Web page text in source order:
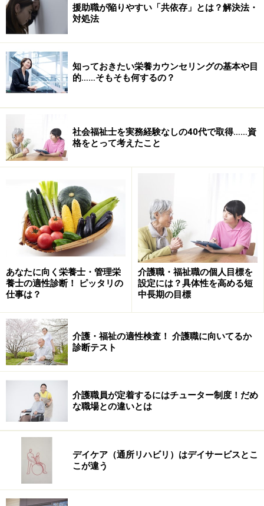
み込み）に障害のある人に対して、発音、発声、識字、
食べ物の飲み下しなどのリハビリテーションを行ってい
く、言葉とえん下の専門家。以前からあった職域が、
1997年に国家資格化された比較的新しい資格です。英語
名SPEECH THERAPISTを略してSTとも呼ばれます。理
了できるため、早くセラピストになりたいからと希望す
るかたも多いようです。しかし2年間で多くを学ばなく
てはならないため授業はたいへんハードです。
音楽療法士
音楽が持つ、人の心や脳に働きかける力を用いて、心身
に障害を持つ人に対して、障害の軽減、機能の回復、生
活の質の向上を図っていきます。音楽療法士学会などの
認定による民間資格です。人気は徐々に高まっており、
脳障害の方へのリハビリ効果なども期待されています
が、民間資格と言うことでまだ専門性と認知度アップは
これからです。
■視能訓練士
主に眼科医院で活躍している医療技術者の国家資格。矯
正視力の検査や眼圧の検査など、眼科におけるさまざま
な視機能検査を行ったり、弱視や斜視の患者への視機能
回復訓練を行ったりする、視機能検査と矯正のスペシャ
リストです。
■義肢装具士
医師の指示のもと、義手や義足のような義肢、あるいは
身近なもので言うと、腰痛軽減のコルセットといった補
援助職が陥りやすい「共依存」とは？解決法・
対処法
知っておきたい栄養カウンセリングの基本や目
的……そもそも何するの？
社会福祉士を実務経験なしの40代で取得……資
格をとって考えたこと
あなたに向く栄養士・管理栄
養士の適性診断！ ピッタリの
仕事は？
介護職・福祉職の個人目標を
設定には？具体性を高める短
中長期の目標
介護・福祉の適性検査！ 介護職に向いてるか
診断テスト
介護職員が定着するにはチューター制度！だめ
な職場との違いとは
デイケア（通所リハビリ）はデイサービスとこ
こが違う